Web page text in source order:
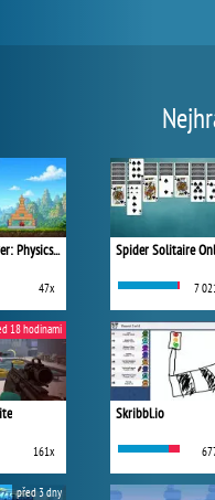
One Shot Tower: Physics Destroyer
47x
161x
18 hodinami
před 3 dny
Spider Solitaire
7
Skribbl.io